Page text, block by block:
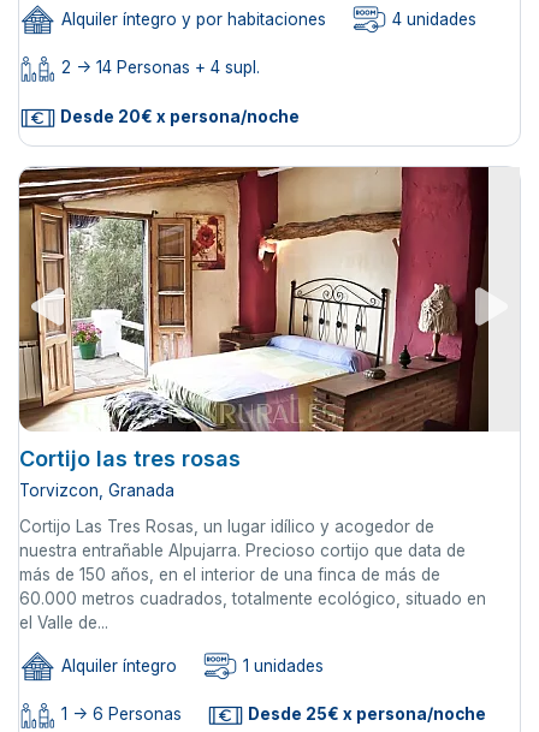
Alquiler íntegro y por habitaciones 4 unidades
2 -> 14 Personas + 4 supl.
Desde 20€ x persona/noche
Cortijo las tres rosas
Torvizcon, Granada
Cortijo Las Tres Rosas, un lugar idílico y acogedor de
nuestra entrañable Alpujarra. Precioso cortijo que data de
más de 150 años, en el interior de una finca de más de
60.000 metros cuadrados, totalmente ecológico, situado en
el Valle de...
Alquiler íntegro 1 unidades
1 -> 6 Personas Desde 25€ x persona/noche